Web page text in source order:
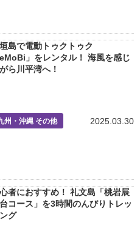
島で電動トゥクトゥク
」をレンタル！ 海風を感じ
ら川平湾へ！
州・沖縄 その他 2025.03.30
者におすすめ！ 礼文島「桃岩展
コース」を3時間のんびりトレッ
グ